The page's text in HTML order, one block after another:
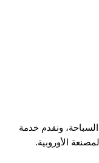
ونقدم خدمة
الأوروبية.